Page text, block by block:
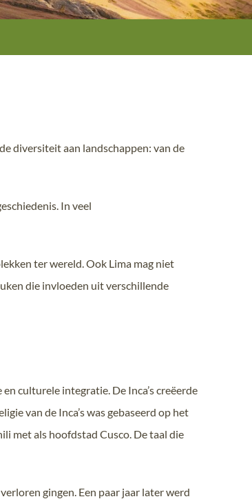
diversiteit aan landschappen: van de
In veel
ter wereld. Ook Lima mag niet
die invloeden uit verschillende
culturele integratie. De Inca’s creëerde
van de Inca’s was gebaseerd op het
met als hoofdstad Cusco. De taal die
gingen. Een paar jaar later werd